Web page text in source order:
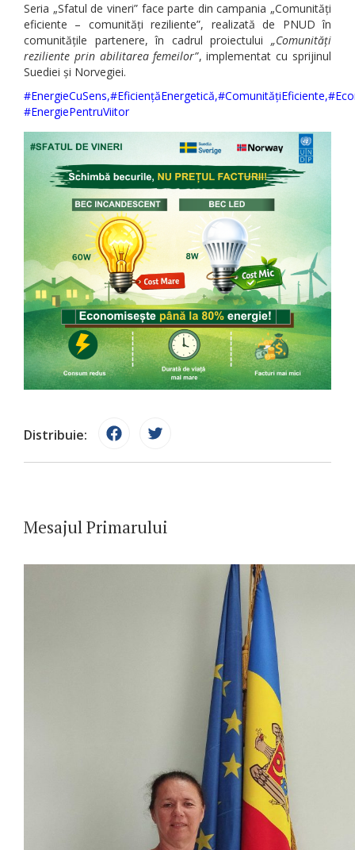
Seria „Sfatul de vineri” face parte din campania „Comunități
eficiente – comunități reziliente”, realizată de PNUD în
comunitățile partenere, în cadrul proiectului „Comunități
reziliente prin abilitarea femeilor”, implementat cu sprijinul
Suediei și Norvegiei.
#EnergiePentruViitor
Distribuie:
Mesajul Primarului